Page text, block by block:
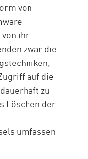
von
von ihr
zwar die
auf die
zu
Löschen der
umfassen